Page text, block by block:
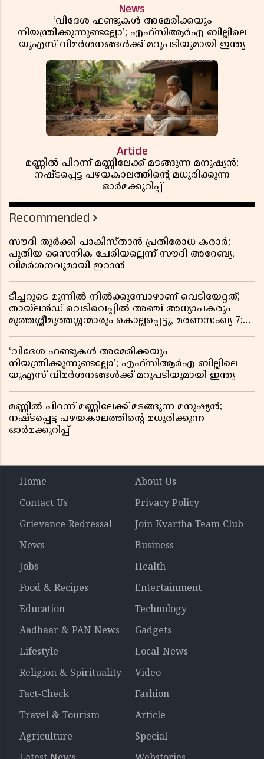
News
‘വിദേശ ഫണ്ടുകൾ അമേരിക്കയും
നിയന്ത്രിക്കുന്നുണ്ടല്ലോ’; എഫ്സിആർഎ ബില്ലിലെ
യുഎസ് വിമർശനങ്ങൾക്ക് മറുപടിയുമായി ഇന്ത്യ
Article
മണ്ണിൽ പിറന്ന് മണ്ണിലേക്ക് മടങ്ങുന്ന മനുഷ്യൻ;
നഷ്ടപ്പെട്ട പഴയകാലത്തിൻ്റെ മധുരിക്കുന്ന
ഓർമക്കുറിപ്പ്
Recommended
സൗദി-തുർക്കി-പാകിസ്താൻ പ്രതിരോധ കരാർ;
പുതിയ സൈനിക ചേരിയല്ലെന്ന് സൗദി അറേബ്യ,
വിമർശനവുമായി ഇറാൻ
ടീച്ചറുടെ മുന്നിൽ നിൽക്കുമ്പോഴാണ് വെടിയേറ്റത്;
തായ്‌ലൻഡ് വെടിവെപ്പിൽ അഞ്ച് അധ്യാപകരും
മുത്തശ്ശീമുത്തശ്ശന്മാരും കൊല്ലപ്പെട്ടു, മരണസംഖ്യ 7;
‘വിദേശ ഫണ്ടുകൾ അമേരിക്കയും
നിയന്ത്രിക്കുന്നുണ്ടല്ലോ’; എഫ്സിആർഎ ബില്ലിലെ
യുഎസ് വിമർശനങ്ങൾക്ക് മറുപടിയുമായി ഇന്ത്യ
മണ്ണിൽ പിറന്ന് മണ്ണിലേക്ക് മടങ്ങുന്ന മനുഷ്യൻ;
നഷ്ടപ്പെട്ട പഴയകാലത്തിൻ്റെ മധുരിക്കുന്ന
ഓർമക്കുറിപ്പ്
Home
About Us
Contact Us
Privacy Policy
Grievance Redressal
Join Kvartha Team Club
News
Business
Jobs
Health
Food & Recipes
Entertainment
Education
Technology
Aadhaar & PAN News
Gadgets
Lifestyle
Local-News
Religion & Spirituality
Video
Fact-Check
Fashion
Travel & Tourism
Article
Agriculture
Special